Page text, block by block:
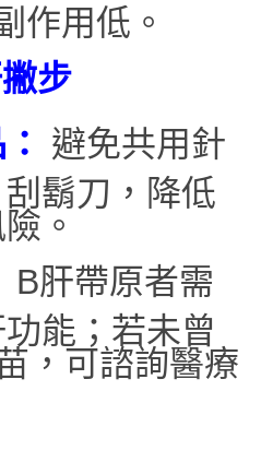
作用低。
步
避免共用針
刮鬍刀，降低
。
B肝帶原者需
能；若未曾
，可諮詢醫療